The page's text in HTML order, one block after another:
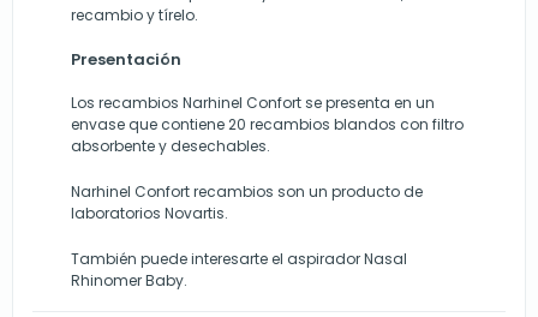
recambio y tírelo.
Presentación
Los recambios Narhinel Confort se presenta en un
envase que contiene 20 recambios blandos con filtro
absorbente y desechables.
Narhinel Confort recambios son un producto de
laboratorios Novartis.
También puede interesarte el aspirador Nasal
Rhinomer Baby.